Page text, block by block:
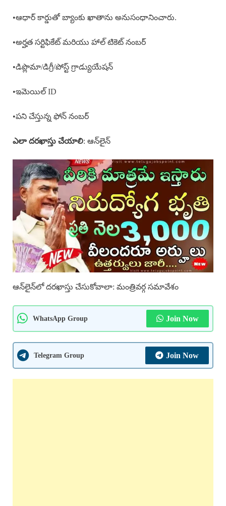
•ఆధార్ కార్డుతో బ్యాంకు ఖాతాను అనుసంధానించారు.
•అర్హత సర్టిఫికేట్ మరియు హాల్ టికెట్ నంబర్
•డిప్లొమా/డిగ్రీ/పోస్ట్ గ్రాడ్యుయేషన్
•ఇమెయిల్ ID
•పని చేస్తున్న ఫోన్ నంబర్
ఎలా దరఖాస్తు చేయాలి: ఆన్‌లైన్
ఆన్‌లైన్‌లో దరఖాస్తు చేసుకోవాలా: మంత్రివర్గ సమావేశం
WhatsApp Group Join Now
Telegram Group Join Now